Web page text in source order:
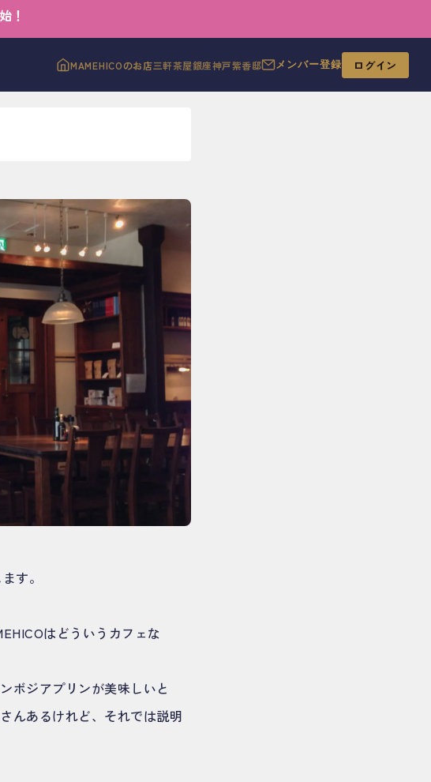
！
MAMEHICOのお店三軒茶屋銀座神戸紫香邸 メンバー登録 ログイン
す。
はどういうカフェな
ボジアプリンが美味しいと
んあるけれど、それでは説明